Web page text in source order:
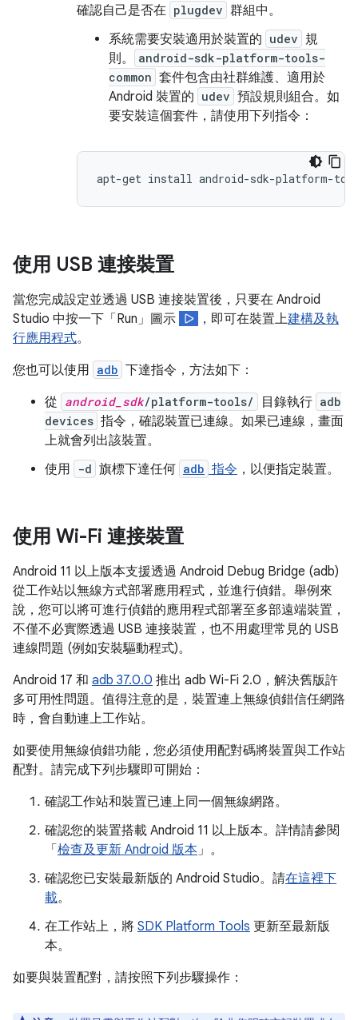
確認自己是否在 plugdev 群組中。
系統需要安裝適用於裝置的 udev 規
則。
android-sdk-platform-tools-
common 套件包含由社群維護、適用於
Android 裝置的 udev 預設規則組合。如
要安裝這個套件，請使用下列指令：
使用 USB 連接裝置
當您完成設定並透過 USB 連接裝置後，只要在 Android
Studio 中按一下「Run」圖示
，即可在裝置上建構及執
行應用程式。
您也可以使用 adb 下達指令，方法如下：
從 android_sdk/platform-tools/ 目錄執行 adb
devices 指令，確認裝置已連線。如果已連線，畫面
上就會列出該裝置。
使用
-d 旗標下達任何 adb 指令 ，以便指定裝置。
使用 Wi-Fi 連接裝置
Android 11 以上版本支援透過 Android Debug Bridge (adb)
從工作站以無線方式部署應用程式，並進行偵錯。舉例來
說，您可以將可進行偵錯的應用程式部署至多部遠端裝置，
不僅不必實際透過 USB 連接裝置，也不用處理常見的 USB
連線問題 (例如安裝驅動程式)。
Android 17 和 adb 37.0.0 推出 adb Wi-Fi 2.0，解決舊版許
多可用性問題。值得注意的是，裝置連上無線偵錯信任網路
時，會自動連上工作站。
如要使用無線偵錯功能，您必須使用配對碼將裝置與工作站
配對。請完成下列步驟即可開始：
確認工作站和裝置已連上同一個無線網路。
確認您的裝置搭載 Android 11 以上版本。詳情請參閱
「 檢查及更新 Android 版本」。
確認您已安裝最新版的 Android Studio。請在這裡下
載。
在工作站上，將 SDK Platform Tools 更新至最新版
本。
如要與裝置配對，請按照下列步驟操作：